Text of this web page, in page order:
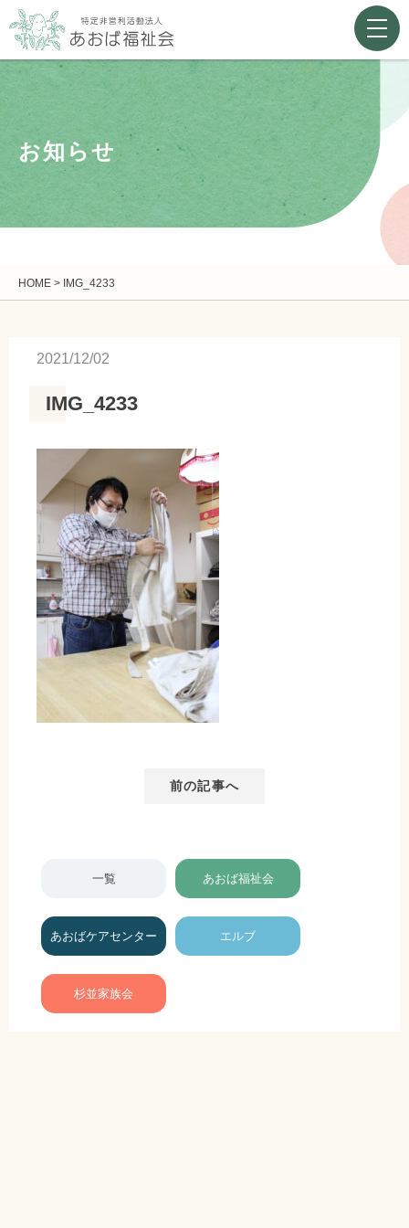
お知らせ
HOME > IMG_4233
2021/12/02
IMG_4233
前の記事へ
一覧 あおば福祉会
あおばケアセンター エルブ
杉並家族会